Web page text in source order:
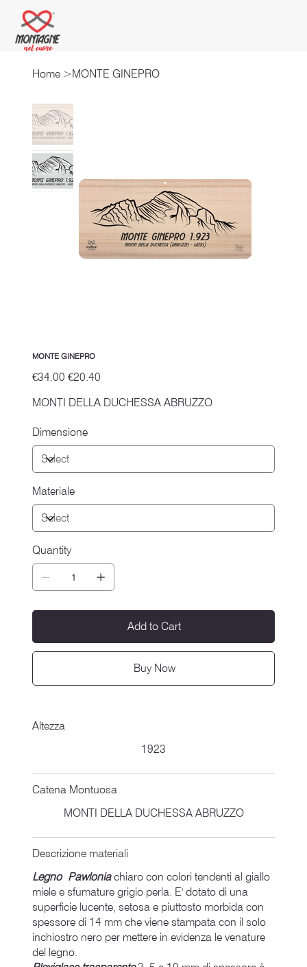
Home >MONTE GINEPRO
MONTE GINEPRO
Original
price
€34.00
Sale
price
€20.40
MONTI DELLA DUCHESSA ABRUZZO
Dimensione
Materiale
Quantity
Add to Cart
Buy Now
Altezza
1923
Catena Montuosa
MONTI DELLA DUCHESSA ABRUZZO
Descrizione materiali
Legno Pawloniachiaro con colori tendenti al giallo
miele e sfumature grigio perla. E' dotato di una
superficie lucente, setosa e piuttosto morbida con
spessore di 14 mm che viene stampata con il solo
inchiostro nero per mettere in evidenza le venature
del legno.